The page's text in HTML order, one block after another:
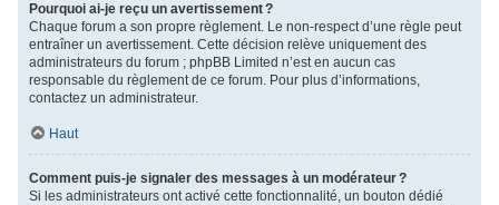
Pourquoi ai-je reçu un avertissement ?
Chaque forum a son propre règlement. Le non-respect d’une règle peut
entraîner un avertissement. Cette décision relève uniquement des
administrateurs du forum ; phpBB Limited n’est en aucun cas
responsable du règlement de ce forum. Pour plus d’informations,
contactez un administrateur.
Haut
Comment puis-je signaler des messages à un modérateur ?
Si les administrateurs ont activé cette fonctionnalité, un bouton dédié